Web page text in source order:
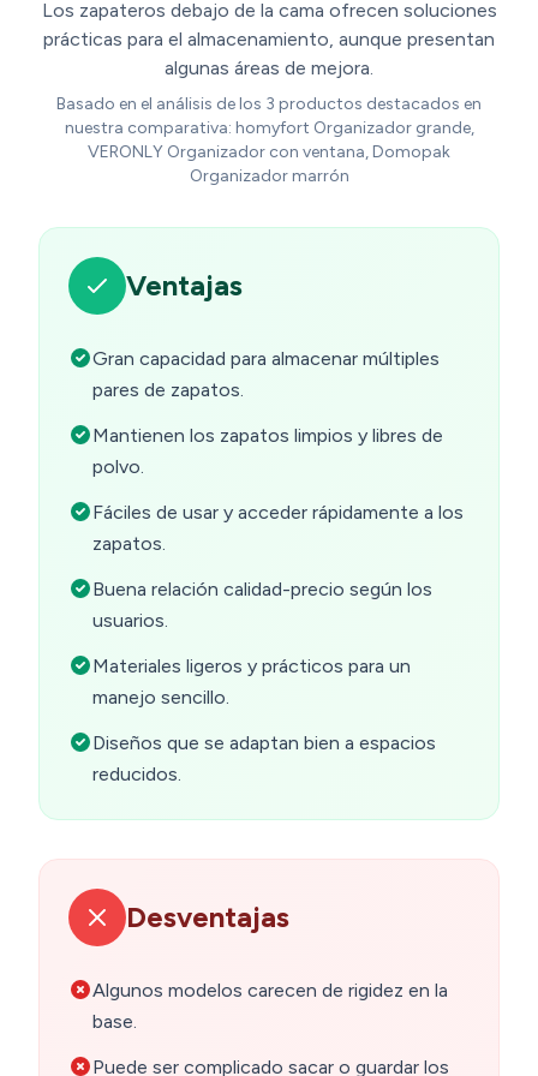
Los zapateros debajo de la cama ofrecen soluciones
prácticas para el almacenamiento, aunque presentan
algunas áreas de mejora.
Basado en el análisis de los 3 productos destacados en
nuestra comparativa: homyfort Organizador grande,
VERONLY Organizador con ventana, Domopak
Organizador marrón
Ventajas
Gran capacidad para almacenar múltiples
pares de zapatos.
Mantienen los zapatos limpios y libres de
polvo.
Fáciles de usar y acceder rápidamente a los
zapatos.
Buena relación calidad-precio según los
usuarios.
Materiales ligeros y prácticos para un
manejo sencillo.
Diseños que se adaptan bien a espacios
reducidos.
Desventajas
Algunos modelos carecen de rigidez en la
base.
Puede ser complicado sacar o guardar los